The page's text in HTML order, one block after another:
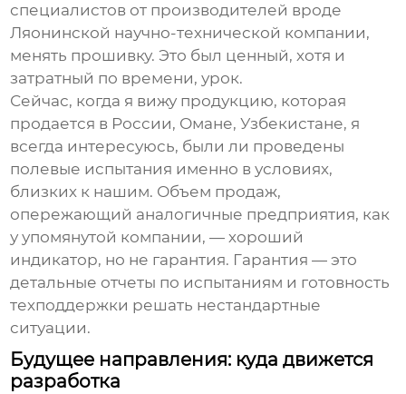
специалистов от производителей вроде
Ляонинской научно-технической компании,
менять прошивку. Это был ценный, хотя и
затратный по времени, урок.
Сейчас, когда я вижу продукцию, которая
продается в России, Омане, Узбекистане, я
всегда интересуюсь, были ли проведены
полевые испытания именно в условиях,
близких к нашим. Объем продаж,
опережающий аналогичные предприятия, как
у упомянутой компании, — хороший
индикатор, но не гарантия. Гарантия — это
детальные отчеты по испытаниям и готовность
техподдержки решать нестандартные
ситуации.
Будущее направления: куда движется
разработка